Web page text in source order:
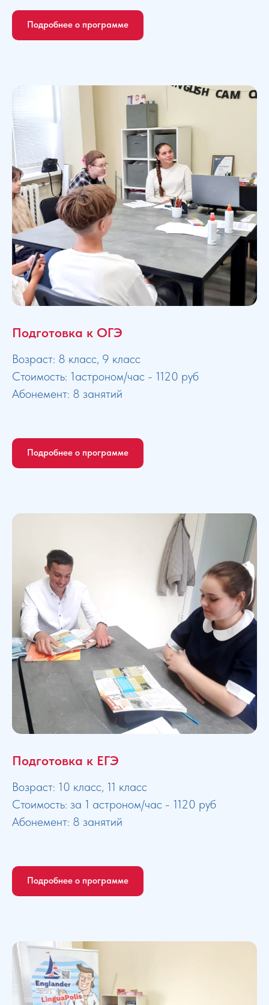
Подробнее о программе
Подготовка к ОГЭ
Возраст: 8 класс, 9 класс
Стоимость: 1астроном/час - 1120 руб
Абонемент: 8 занятий
Подробнее о программе
Подготовка к ЕГЭ
Возраст: 10 класс, 11 класс
Стоимость: за 1 астроном/час - 1120 руб
Абонемент: 8 занятий
Подробнее о программе